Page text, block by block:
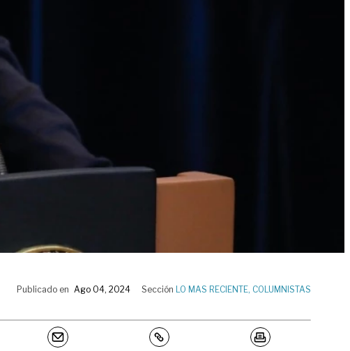
Publicado en Ago 04, 2024 Sección LO MAS RECIENTE, COLUMNISTAS